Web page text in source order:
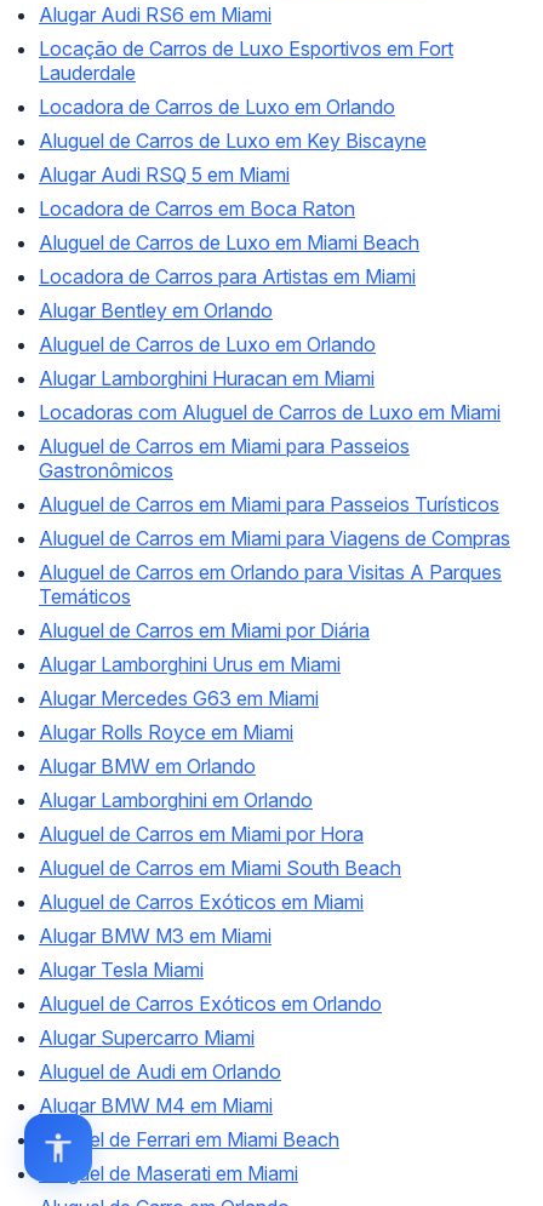
Alugar Audi RS6 em Miami
Locação de Carros de Luxo Esportivos em Fort
Lauderdale
Locadora de Carros de Luxo em Orlando
Aluguel de Carros de Luxo em Key Biscayne
Alugar Audi RSQ 5 em Miami
Locadora de Carros em Boca Raton
Aluguel de Carros de Luxo em Miami Beach
Locadora de Carros para Artistas em Miami
Alugar Bentley em Orlando
Aluguel de Carros de Luxo em Orlando
Alugar Lamborghini Huracan em Miami
Locadoras com Aluguel de Carros de Luxo em Miami
Aluguel de Carros em Miami para Passeios
Gastronômicos
Aluguel de Carros em Miami para Passeios Turísticos
Aluguel de Carros em Miami para Viagens de Compras
Aluguel de Carros em Orlando para Visitas A Parques
Temáticos
Aluguel de Carros em Miami por Diária
Alugar Lamborghini Urus em Miami
Alugar Mercedes G63 em Miami
Alugar Rolls Royce em Miami
Alugar BMW em Orlando
Alugar Lamborghini em Orlando
Aluguel de Carros em Miami por Hora
Aluguel de Carros em Miami South Beach
Aluguel de Carros Exóticos em Miami
Alugar BMW M3 em Miami
Alugar Tesla Miami
Aluguel de Carros Exóticos em Orlando
Alugar Supercarro Miami
Aluguel de Audi em Orlando
Alugar BMW M4 em Miami
Aluguel de Ferrari em Miami Beach
Aluguel de Maserati em Miami